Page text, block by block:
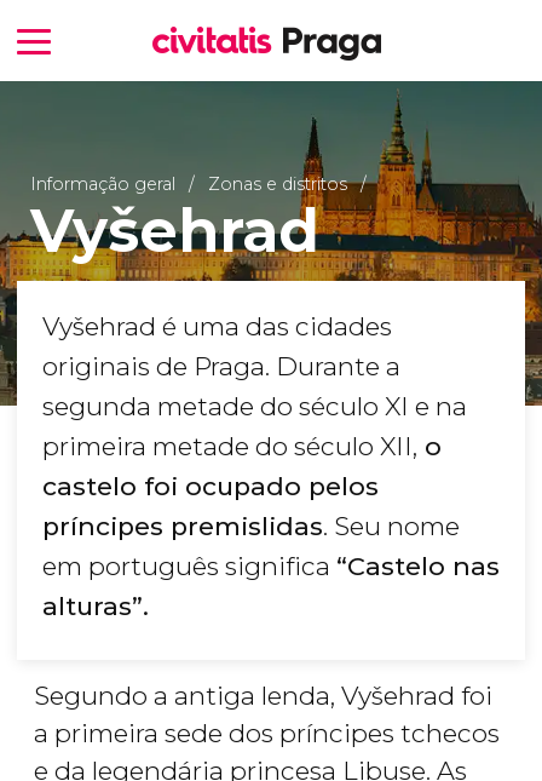
Informação geral Zonas e distritos
Vyšehrad
Vyšehrad é uma das cidades
originais de Praga. Durante a
segunda metade do século XI e na
primeira metade do século XII, o
castelo foi ocupado pelos
príncipes premislidas. Seu nome
em português significa “Castelo nas
alturas”.
Segundo a antiga lenda, Vyšehrad foi
a primeira sede dos príncipes tchecos
e da legendária princesa Libuse. As